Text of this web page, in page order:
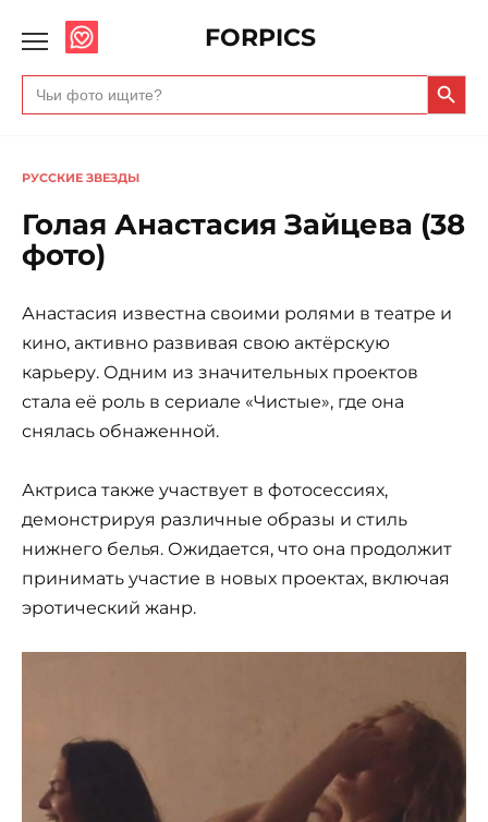
FORPICS
Search
for:
Search Button
РУССКИЕ ЗВЕЗДЫ
Голая Анастасия Зайцева (38
фото)
Анастасия известна своими ролями в театре и
кино, активно развивая свою актёрскую
карьеру. Одним из значительных проектов
стала её роль в сериале «Чистые», где она
снялась обнаженной.
Актриса также участвует в фотосессиях,
демонстрируя различные образы и стиль
нижнего белья. Ожидается, что она продолжит
принимать участие в новых проектах, включая
эротический жанр.